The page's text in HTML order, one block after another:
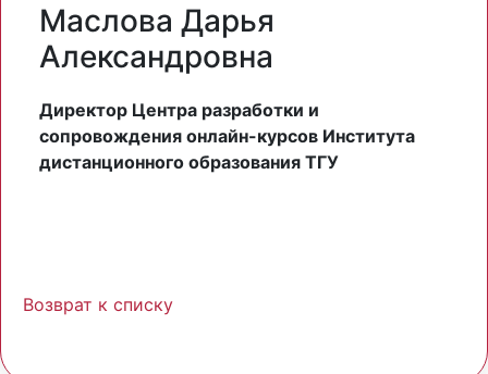
Маслова Дарья
Александровна
Директор Центра разработки и
сопровождения онлайн-курсов Института
дистанционного образования ТГУ
Возврат к списку